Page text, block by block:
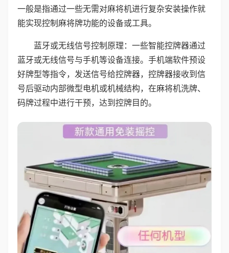
一般是指通过一些无需对麻将机进行复杂安装操作就
能实现控制麻将牌功能的设备或工具。
蓝牙或无线信号控制原理：一些智能控牌器通过
蓝牙或无线信号与手机等设备连接。手机端软件预设
好牌型等指令，发送信号给控牌器，控牌器接收到信
号后驱动内部微型电机或机械结构，在麻将机洗牌、
码牌过程中进行干预，达到控牌目的。